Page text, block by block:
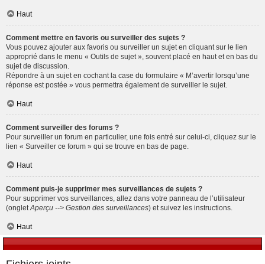
Haut
Comment mettre en favoris ou surveiller des sujets ?
Vous pouvez ajouter aux favoris ou surveiller un sujet en cliquant sur le lien
approprié dans le menu « Outils de sujet », souvent placé en haut et en bas du
sujet de discussion.
Répondre à un sujet en cochant la case du formulaire « M’avertir lorsqu’une
réponse est postée » vous permettra également de surveiller le sujet.
Haut
Comment surveiller des forums ?
Pour surveiller un forum en particulier, une fois entré sur celui-ci, cliquez sur le
lien « Surveiller ce forum » qui se trouve en bas de page.
Haut
Comment puis-je supprimer mes surveillances de sujets ?
Pour supprimer vos surveillances, allez dans votre panneau de l’utilisateur
(onglet Aperçu --> Gestion des surveillances) et suivez les instructions.
Haut